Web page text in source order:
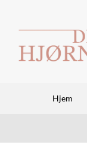
Hjem